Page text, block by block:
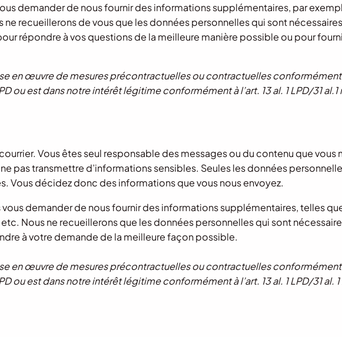
demander de nous fournir des informations supplémentaires, par
recueillerons de vous que les données personnelles qui sont
répondre à vos questions de la meilleure manière possible ou pour
en œuvre de mesures précontractuelles ou contractuelles conformément
ou est dans notre intérêt légitime conformément à l’art. 13 al. 1 LPD/31 al.1
Vous êtes seul responsable des messages ou du contenu que vous
pas transmettre d’informations sensibles. Seules les données
décidez donc des informations que vous nous envoyez.
demander de nous fournir des informations supplémentaires, telles
Nous ne recueillerons que les données personnelles qui sont
à votre demande de la meilleure façon possible.
en œuvre de mesures précontractuelles ou contractuelles conformément
ou est dans notre intérêt légitime conformément à l’art. 13 al. 1 LPD/31 al.